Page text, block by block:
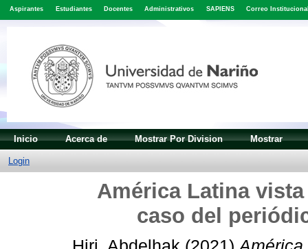
Aspirantes Estudiantes Docentes Administrativos SAPIENS Correo
Inicio Acerca de Mostrar Por Division Mostrar
Login
América Latina
caso del